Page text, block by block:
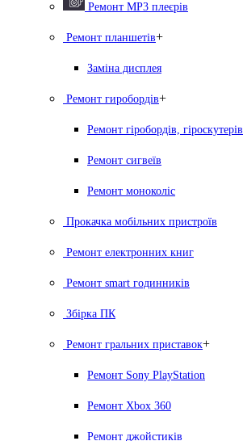
Ремонт MP3 плеєрів
Ремонт планшетів+
Заміна дисплея
Ремонт гиробордiв+
Ремонт гіробордів, гіроскутерів
Ремонт сигвеїв
Ремонт моноколіс
Прокачка мобільних пристроїв
Ремонт електронних книг
Ремонт smart годинників
Збірка ПК
Ремонт гральних приставок+
Ремонт Sony PlayStation
Ремонт Xbox 360
Ремонт джойстиків